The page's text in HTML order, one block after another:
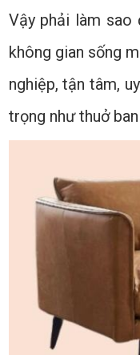
Vậy phải làm sao
không gian sống
nghiệp, tận tâm,
trọng như thuở